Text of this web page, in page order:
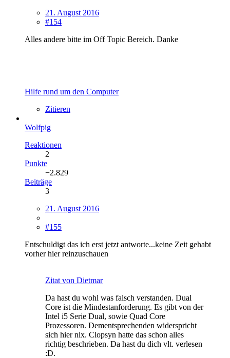
21. August 2016
#154
Alles andere bitte im Off Topic Bereich. Danke
Hilfe rund um den Computer
Zitieren
Wolfpig
Reaktionen
2
Punkte
−2.829
Beiträge
3
21. August 2016
#155
Entschuldigt das ich erst jetzt antworte...keine Zeit gehabt
vorher hier reinzuschauen
Zitat von Dietmar
Da hast du wohl was falsch verstanden. Dual
Core ist die Mindestanforderung. Es gibt von der
Intel i5 Serie Dual, sowie Quad Core
Prozessoren. Dementsprechenden widerspricht
sich hier nix. Clopsyn hatte das schon alles
richtig beschrieben. Da hast du dich vlt. verlesen
:D.